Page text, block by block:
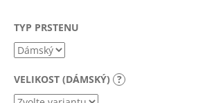
TYP PRSTENU
VELIKOST (DÁMSKÝ) ?
j
í
t
?